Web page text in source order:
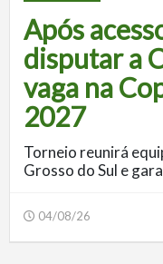
Após
disputar a
vaga na
2027
Torneio reunirá
Grosso do Sul e
04/08/26